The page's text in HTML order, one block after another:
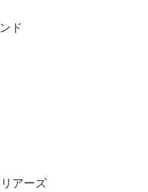
ド
アーズ